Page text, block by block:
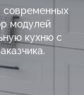
современных
модулей
кухню с